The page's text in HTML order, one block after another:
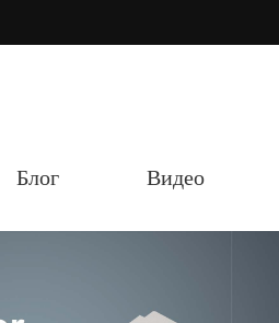
Блог Видео